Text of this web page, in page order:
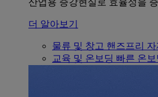
산업용 증강현실로 효율성을
더 알아보기
물류 및 창고 핸즈프리 자
교육 및 온보딩 빠른 온